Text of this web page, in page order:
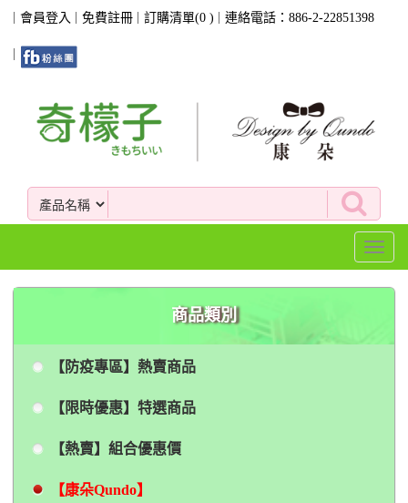
會員登入 免費註冊 訂購清單(0 ) 連絡電話：886-2-22851398
Toggle
商品類別
【防疫專區】熱賣商品
【限時優惠】特選商品
【熱賣】組合優惠價
【康朵Qundo】